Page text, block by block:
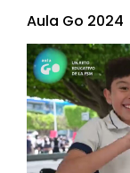
Aula Go 2024